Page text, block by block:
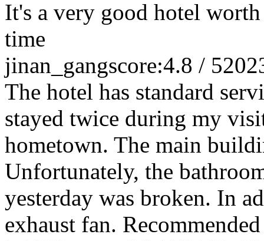
It's a very good hotel
time
jinan_gangscore:4.8 / 5
The hotel has standard
stayed twice during my
hometown. The main
Unfortunately, the
yesterday was broken. In
exhaust fan.